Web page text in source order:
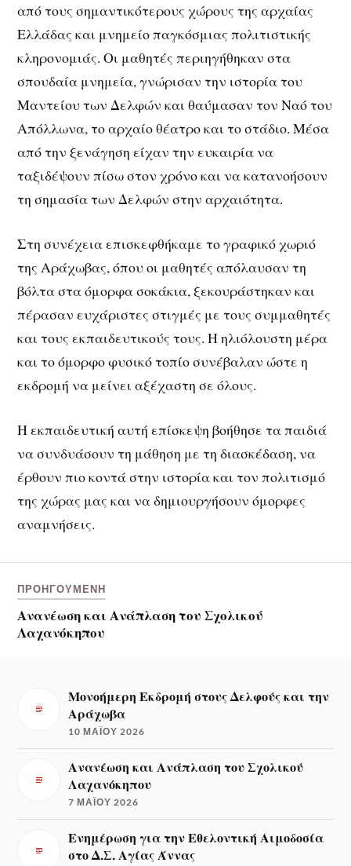
από τους σημαντικότερους χώρους της αρχαίας
Ελλάδας και μνημείο παγκόσμιας πολιτιστικής
κληρονομιάς. Οι μαθητές περιηγήθηκαν στα
σπουδαία μνημεία, γνώρισαν την ιστορία του
Μαντείου των Δελφών και θαύμασαν τον Ναό του
Απόλλωνα, το αρχαίο θέατρο και το στάδιο. Μέσα
από την ξενάγηση είχαν την ευκαιρία να
ταξιδέψουν πίσω στον χρόνο και να κατανοήσουν
τη σημασία των Δελφών στην αρχαιότητα.
Στη συνέχεια επισκεφθήκαμε το γραφικό χωριό
τηςΑράχωβας, όπου οι μαθητές απόλαυσαν τη
βόλτα στα όμορφα σοκάκια, ξεκουράστηκαν και
πέρασαν ευχάριστες στιγμές με τους συμμαθητές
και τους εκπαιδευτικούς τους. Η ηλιόλουστη μέρα
και το όμορφο φυσικό τοπίο συνέβαλαν ώστε η
εκδρομή να μείνει αξέχαστη σε όλους.
Η εκπαιδευτική αυτή επίσκεψη βοήθησε τα παιδιά
να συνδυάσουν τη μάθηση με τη διασκέδαση, να
έρθουν πιο κοντά στην ιστορία και τον πολιτισμό
της χώρας μας και να δημιουργήσουν όμορφες
αναμνήσεις.
ΠΡΟΗΓΟΎΜΕΝΗ
Ανανέωση και Ανάπλαση του Σχολικού
Λαχανόκηπου
Μονοήμερη Εκδρομή στους Δελφούς και την
Αράχωβα
10 ΜΑΪ́ΟΥ 2026
Ανανέωση και Ανάπλαση του Σχολικού
Λαχανόκηπου
7 ΜΑΪ́ΟΥ 2026
Ενημέρωση για την Εθελοντική Αιμοδοσία
στο Δ.Σ. Αγίας Άννας